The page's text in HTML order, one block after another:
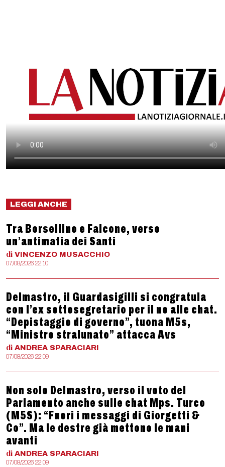
LEGGI ANCHE
Tra Borsellino e Falcone, verso
un’antimafia dei Santi
di VINCENZO MUSACCHIO
07/08/2026 22:10
Delmastro, il Guardasigilli si congratula
con l’ex sottosegretario per il no alle chat.
“Depistaggio di governo”, tuona M5s,
“Ministro stralunato” attacca Avs
di ANDREA SPARACIARI
07/08/2026 22:09
Non solo Delmastro, verso il voto del
Parlamento anche sulle chat Mps. Turco
(M5S): “Fuori i messaggi di Giorgetti &
Co”. Ma le destre già mettono le mani
avanti
di ANDREA SPARACIARI
07/08/2026 22:09